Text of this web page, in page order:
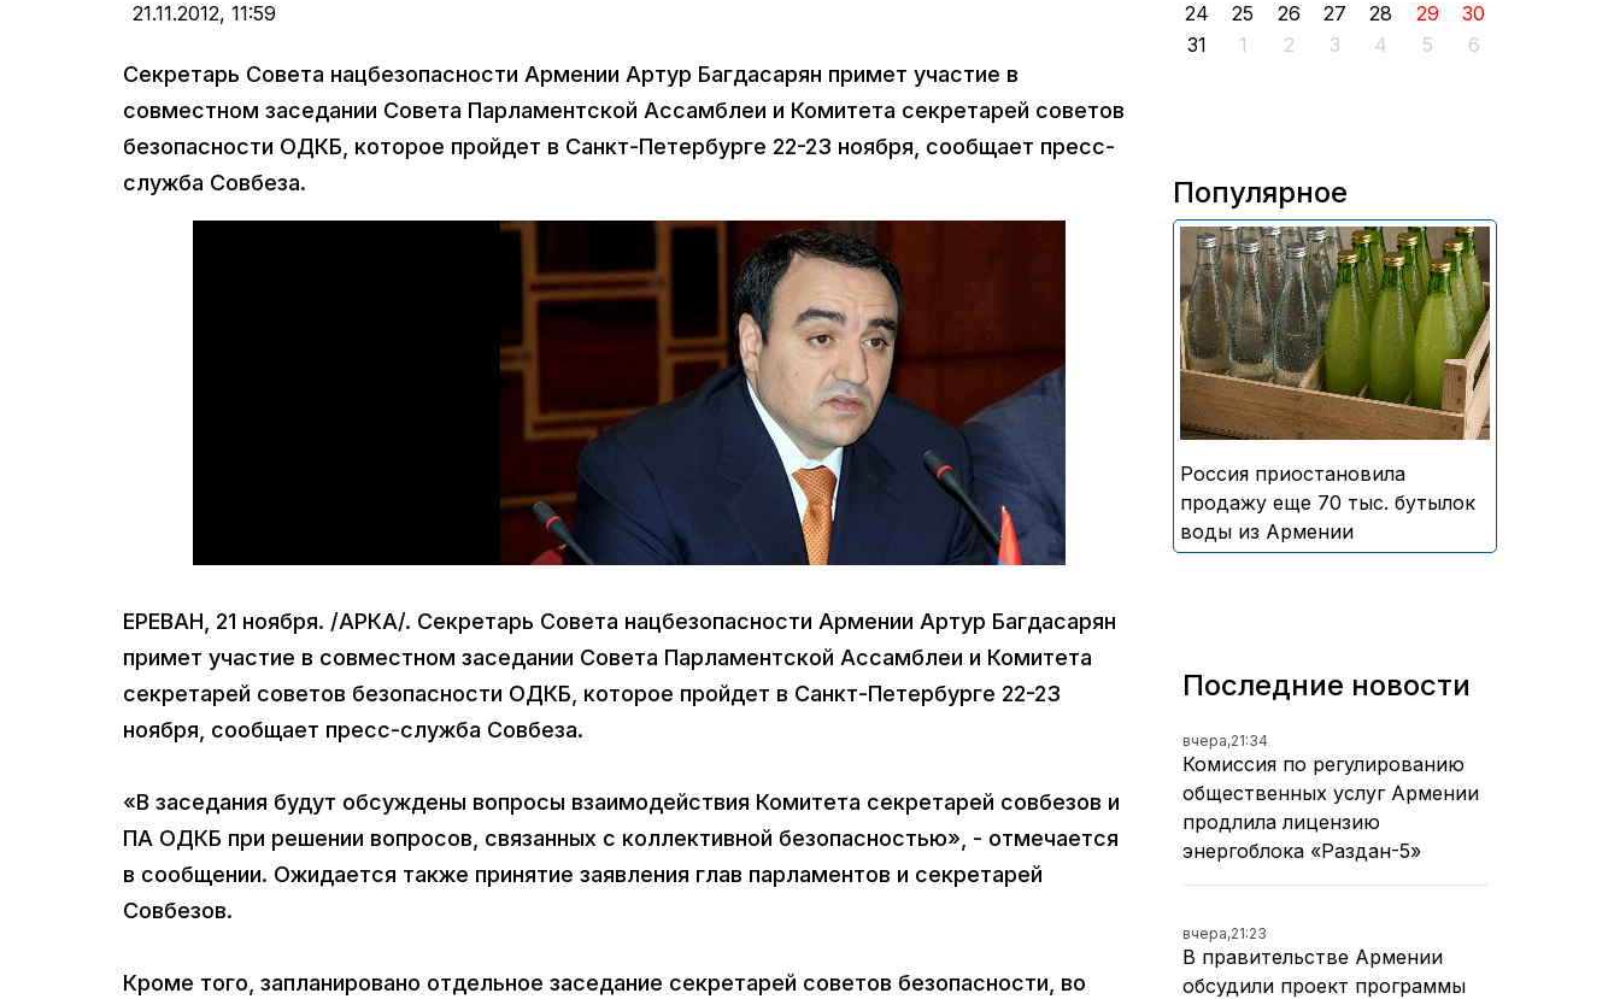
21.11.2012, 11:59
Секретарь Совета нацбезопасности Армении Артур Багдасарян примет участие в
совместном заседании Совета Парламентской Ассамблеи и Комитета секретарей советов
безопасности ОДКБ, которое пройдет в Санкт-Петербурге 22-23 ноября, сообщает пресс-
служба Совбеза.
ЕРЕВАН, 21 ноября. /АРКА/. Секретарь Совета нацбезопасности Армении Артур Багдасарян
примет участие в совместном заседании Совета Парламентской Ассамблеи и Комитета
секретарей советов безопасности ОДКБ, которое пройдет в Санкт-Петербурге 22-23
ноября, сообщает пресс-служба Совбеза.
«В заседания будут обсуждены вопросы взаимодействия Комитета секретарей совбезов и
ПА ОДКБ при решении вопросов, связанных с коллективной безопасностью», - отмечается
в сообщении. Ожидается также принятие заявления глав парламентов и секретарей
Совбезов.
Кроме того, запланировано отдельное заседание секретарей советов безопасности, во
24
25 26 27 28 29
30
31
1 2 3 4 5 6
Популярное
В России приостановили
продажу более 70 тыс.
бутылок питьевой воды и
безалкогольных напитков
армянского производства
Россия приостановила
продажу еще 70 тыс. бутылок
воды из Армении
Последние новости
вчера,21:34
Комиссия по регулированию
общественных услуг Армении
продлила лицензию
энергоблока «Раздан-5»
вчера,21:23
В правительстве Армении
обсудили проект программы